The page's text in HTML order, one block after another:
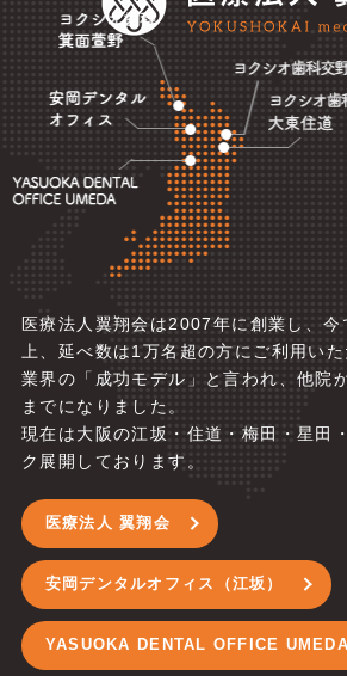
医療法人翼翔会は2007年に創業し、
上、延べ数は1万名超の方にご利用いた
業界の「成功モデル」と言われ、他院
までになりました。
現在は大阪の江坂・住道・梅田・星田
ク展開しております。
医療法人 翼翔会
安岡デンタルオフィス（江坂）
YASUOKA DENTAL OFFICE UMEDA